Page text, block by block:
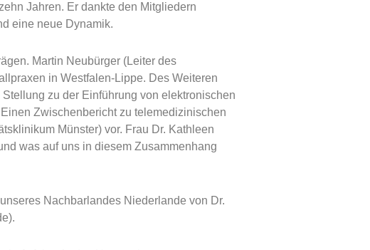
Jahren. Er dankte den Mitgliedern
eine neue Dynamik.
Martin Neubürger (Leiter des
in Westfalen-Lippe. Des Weiteren
zu der Einführung von elektronischen
Zwischenbericht zu telemedizinischen
Münster) vor. Frau Dr. Kathleen
was auf uns in diesem Zusammenhang
Nachbarlandes Niederlande von Dr.